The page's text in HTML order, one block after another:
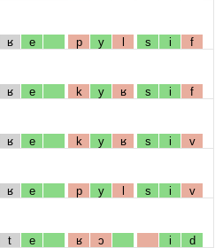
ʁ e p y l s i f
ʁ e k y ʁ s i f
ʁ e k y ʁ s i v
ʁ e p y l s i v
t e ʁ ɔ i d